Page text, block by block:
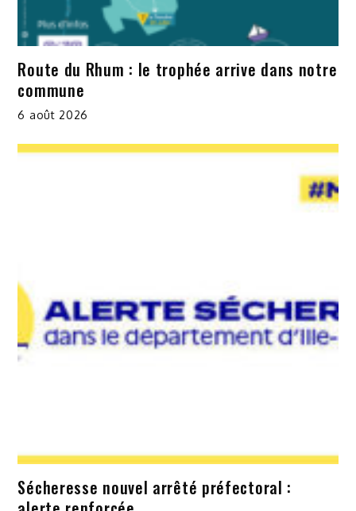
Route du Rhum : le trophée arrive dans notre
commune
6 août 2026
Sécheresse nouvel arrêté préfectoral :